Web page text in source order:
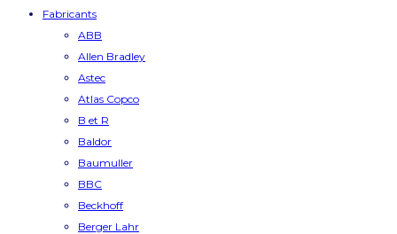
Fabricants
ABB
Allen Bradley
Astec
Atlas Copco
B et R
Baldor
Baumuller
BBC
Beckhoff
Berger Lahr